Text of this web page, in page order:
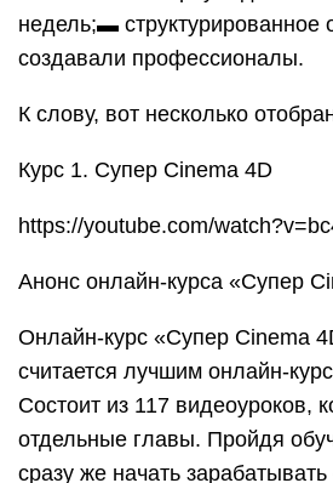
недель;▬ структурированное
создавали профессионалы.
К слову, вот несколько
Курс 1. Супер Cinema 4D
https://youtube.com/
Анонс онлайн-курса «Супер
Онлайн-курс «Супер Cinema
считается лучшим онлайн-
Состоит из 117 видеоуроков,
отдельные главы. Пройдя
сразу же начать